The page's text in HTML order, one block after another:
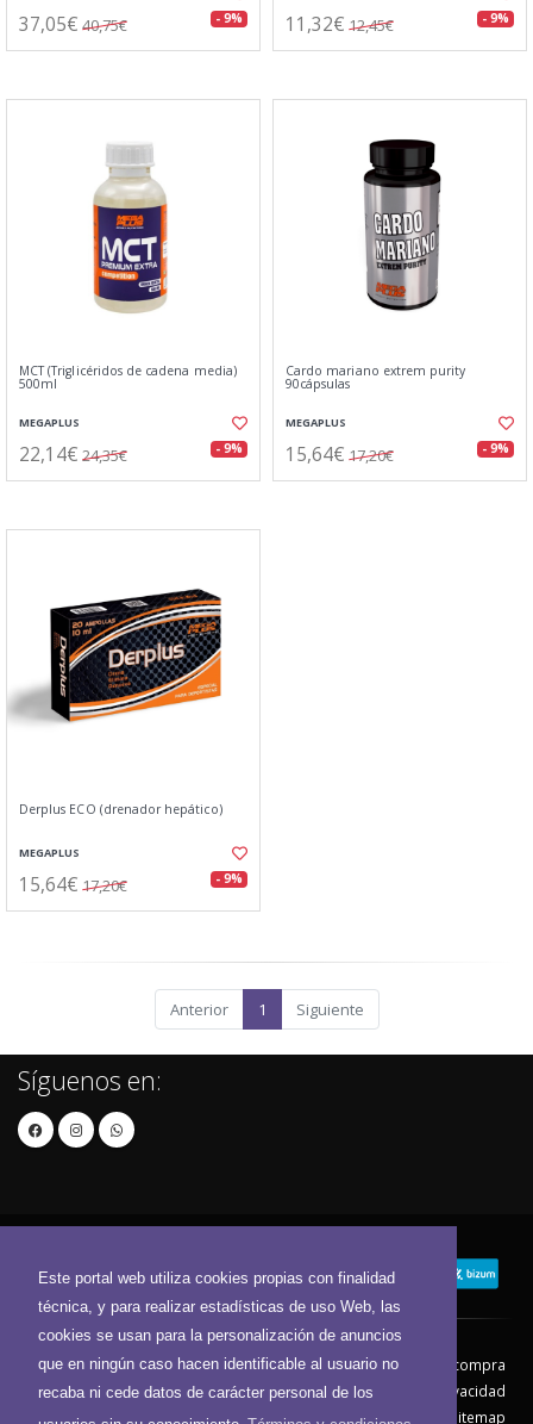
Este portal web utiliza cookies propias con finalidad
técnica, y para realizar estadísticas de uso Web, las
cookies se usan para la personalización de anuncios
que en ningún caso hacen identificable al usuario no
recaba ni cede datos de carácter personal de los
37,05€ 40,75€ - 9% 11,32€ 12,45€ - 9%
MCT (Triglicéridos de cadena media)
500ml
MEGAPLUS
22,14€ 24,35€ - 9%
Cardo mariano extrem purity
90cápsulas
MEGAPLUS
15,64€ 17,20€ - 9%
Derplus ECO (drenador hepático)
MEGAPLUS
15,64€ 17,20€ - 9%
Anterior 1 Siguiente
Síguenos en:
Contacto Aviso Legal
Condiciones de compra
Política de envíos
Política de devolución
Política de Privacidad
Política de Cookies
Sitemap